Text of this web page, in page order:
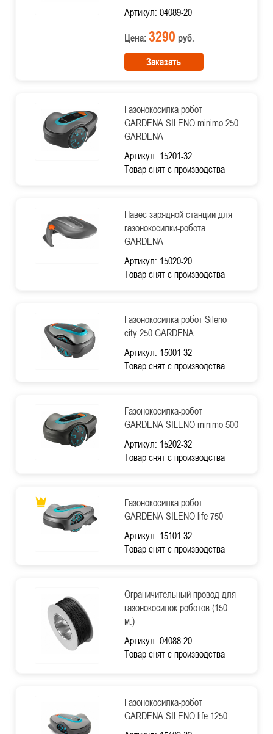
Артикул: 04089-20
Цена: 3290 руб.
Заказать
Газонокосилка-робот
GARDENA SILENO minimo 250
GARDENA
Артикул: 15201-32
Товар снят с производства
Навес зарядной станции для
газонокосилки-робота
GARDENA
Артикул: 15020-20
Товар снят с производства
Газонокосилка-робот Sileno
city 250 GARDENA
Артикул: 15001-32
Товар снят с производства
Газонокосилка-робот
GARDENA SILENO minimo 500
Артикул: 15202-32
Товар снят с производства
Газонокосилка-робот
GARDENA SILENO life 750
Артикул: 15101-32
Товар снят с производства
Ограничительный провод для
газонокосилок-роботов (150
м.)
Артикул: 04088-20
Товар снят с производства
Газонокосилка-робот
GARDENA SILENO life 1250